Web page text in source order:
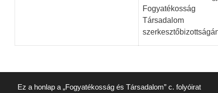
Társadalom
Ez a honlap a „Fogyatékosság és Társadalom” c. folyóirat